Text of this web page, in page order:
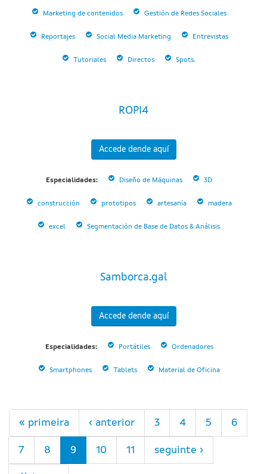
Marketing de contenidos Gestión de Redes Sociales
Reportajes Social Media Marketing Entrevistas
Tutoriales Directos Spots.
ROPI4
Accede dende aquí
Especialidades: Diseño de Máquinas 3D
construcción prototipos artesanía madera
excel Segmentación de Base de Datos & Análisis
Samborca.gal
Accede dende aquí
Especialidades: Portátiles Ordenadores
Smartphones Tablets Material de Oficina
Páxinas
« primeira ‹ anterior 3 4 5 6
7 8 9 10 11 seguinte ›